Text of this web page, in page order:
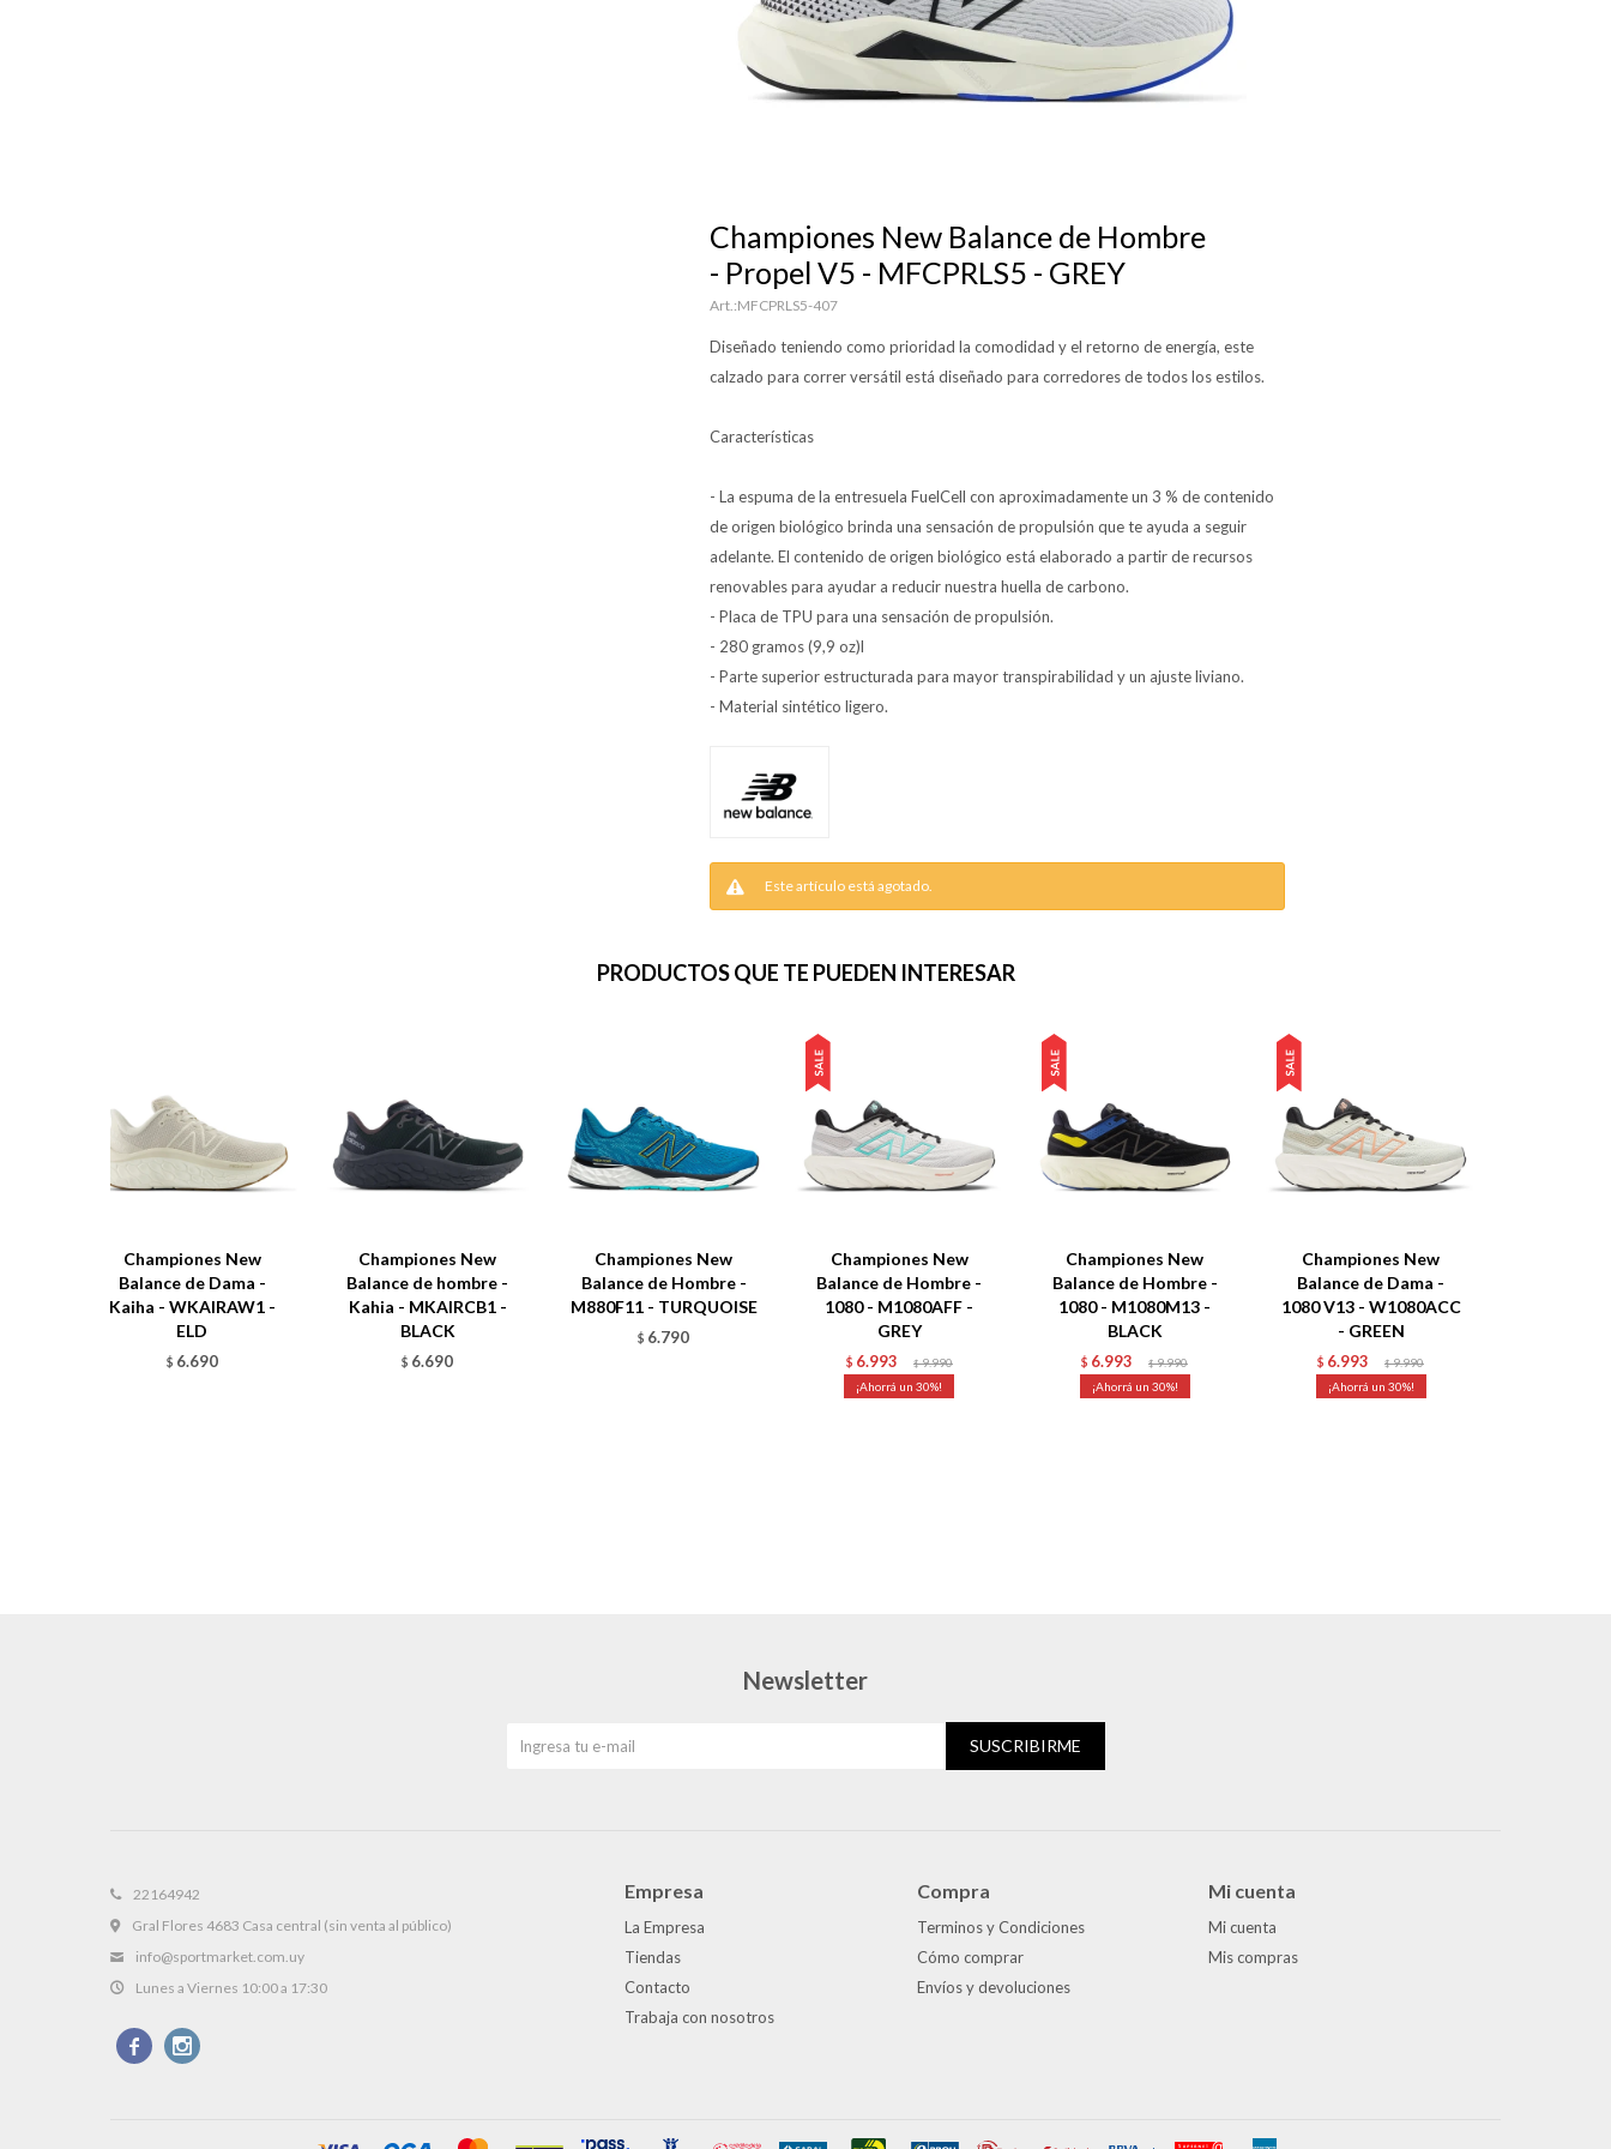
Championes New Balance de Hombre
- Propel V5 - MFCPRLS5 - GREY
MFCPRLS5-407
Diseñado teniendo como prioridad la comodidad y el retorno de energía, este
calzado para correr versátil está diseñado para corredores de todos los estilos.
Características
- La espuma de la entresuela FuelCell con aproximadamente un 3 % de contenido
de origen biológico brinda una sensación de propulsión que te ayuda a seguir
adelante. El contenido de origen biológico está elaborado a partir de recursos
renovables para ayudar a reducir nuestra huella de carbono.
- Placa de TPU para una sensación de propulsión.
- 280 gramos (9,9 oz)l
- Parte superior estructurada para mayor transpirabilidad y un ajuste liviano.
- Material sintético ligero.
Este artículo está agotado.
PRODUCTOS QUE TE PUEDEN INTERESAR
Championes New
Balance de Dama -
Kaiha - WKAIRAW1 -
ELD
$ 6.690
Championes New
Balance de hombre -
Kahia - MKAIRCB1 -
BLACK
$ 6.690
Championes New
Balance de Hombre -
M880F11 - TURQUOISE
$ 6.790
Championes New
Balance de Hombre -
1080 - M1080AFF -
GREY
$ 6.993 $ 9.990
30
Championes New
Balance de Hombre -
1080 - M1080M13 -
BLACK
$ 6.993 $ 9.990
30
Championes New
Balance de Dama -
1080 V13 - W1080ACC
- GREEN
$ 6.993 $ 9.990
30
22164942
Gral Flores 4683 Casa central (sin venta al público)
info@sportmarket.com.uy
Lunes a Viernes 10:00 a 17:30
 
Empresa
La Empresa
Tiendas
Contacto
Trabaja con nosotros
Compra
Terminos y Condiciones
Cómo comprar
Envíos y devoluciones
Mi cuenta
Mi cuenta
Mis compras
Newsletter
SUSCRIBIRME